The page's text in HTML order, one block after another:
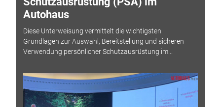
Autohaus
Diese Unterweisung vermittelt die wichtigsten
Grundlagen zur Auswahl, Bereitstellung und sicheren
Verwendung persönlicher Schutzausrüstung im...